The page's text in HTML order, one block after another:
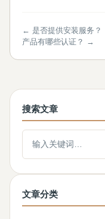
← 是否提供安装服务？
产品有哪些认证？ →
搜索文章
文章分类